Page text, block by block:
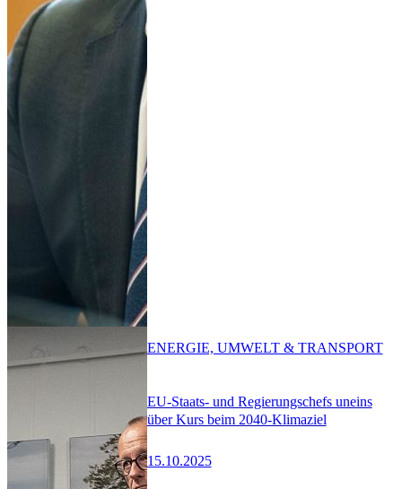
EU-Staats- und Regierungschefs uneins
über Kurs beim 2040-Klimaziel
15.10.2025
ENERGIE, UMWELT & TRANSPORT